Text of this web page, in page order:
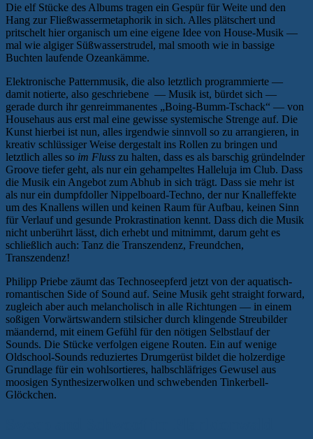
Die elf Stücke des Albums tragen ein Gespür für Weite und den
Hang zur Fließwassermetaphorik in sich. Alles plätschert und
pritschelt hier organisch um eine eigene Idee von House-Musik —
mal wie algiger Süßwasserstrudel, mal smooth wie in bassige
Buchten laufende Ozeankämme.
Elektronische Patternmusik, die also letztlich programmierte —
damit notierte, also geschriebene — Musik ist, bürdet sich —
gerade durch ihr genreimmanentes „Boing-Bumm-Tschack“ — von
Househaus aus erst mal eine gewisse systemische Strenge auf. Die
Kunst hierbei ist nun, alles irgendwie sinnvoll so zu arrangieren, in
kreativ schlüssiger Weise dergestalt ins Rollen zu bringen und
letztlich alles so im Fluss zu halten, dass es als barschig gründelnder
Groove tiefer geht, als nur ein gehampeltes Halleluja im Club. Dass
die Musik ein Angebot zum Abhub in sich trägt. Dass sie mehr ist
als nur ein dumpfdoller Nippelboard-Techno, der nur Knalleffekte
um des Knallens willen und keinen Raum für Aufbau, keinen Sinn
für Verlauf und gesunde Prokrastination kennt. Dass dich die Musik
nicht unberührt lässt, dich erhebt und mitnimmt, darum geht es
schließlich auch: Tanz die Transzendenz, Freundchen,
Transzendenz!
Philipp Priebe zäumt das Technoseepferd jetzt von der aquatisch-
romantischen Side of Sound auf. Seine Musik geht straight forward,
zugleich aber auch melancholisch in alle Richtungen — in einem
soßigen Vorwärtswandern stilsicher durch klingende Streubilder
mäandernd, mit einem Gefühl für den nötigen Selbstlauf der
Sounds. Die Stücke verfolgen eigene Routen. Ein auf wenige
Oldschool-Sounds reduziertes Drumgerüst bildet die holzerdige
Grundlage für ein wohlsortieres, halbschläfriges Gewusel aus
moosigen Synthesizerwolken und schwebenden Tinkerbell-
Glöckchen.